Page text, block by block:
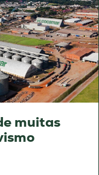
muitas